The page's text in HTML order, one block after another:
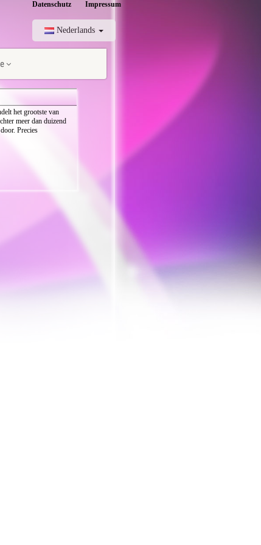
Datenschutz Impressum
Nederlands
het grootste van
meer dan duizend
Precies